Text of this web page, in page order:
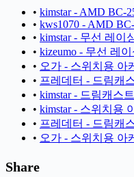
• kimstar - AMD BC-
• kws1070 - AMD
• kimstar - 무선 레이
• kizeumo - 무선 레
• 오가 - 스위치용 아
• 프레데터 - 드림캐
• kimstar - 드림캐스
• kimstar - 스위치용
• 프레데터 - 드림캐
• 오가 - 스위치용 아
Share